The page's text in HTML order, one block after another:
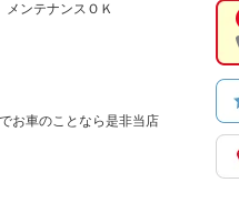
ンテナンスＯＫ
お車のことなら是非当店